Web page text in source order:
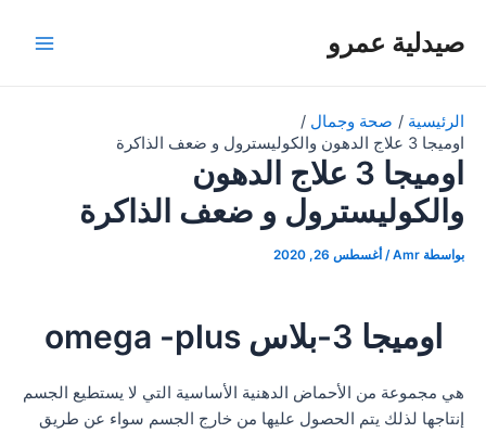
صيدلية عمرو
الرئيسية
صحة وجمال
اوميجا 3 علاج الدهون والكوليسترول و ضعف الذاكرة
اوميجا 3 علاج الدهون
والكوليسترول و ضعف الذاكرة
بواسطة Amr
/ أغسطس 26, 2020
اوميجا 3-بلاس omega -plus
هي مجموعة من الأحماض الدهنية الأساسية التي لا يستطيع الجسم
إنتاجها لذلك يتم الحصول عليها من خارج الجسم سواء عن طريق